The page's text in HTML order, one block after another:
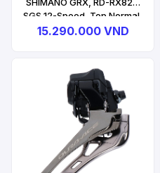
SGS 12-Speed, Top Normal,
Direct Attachment, 1ST
15.290.000 VND